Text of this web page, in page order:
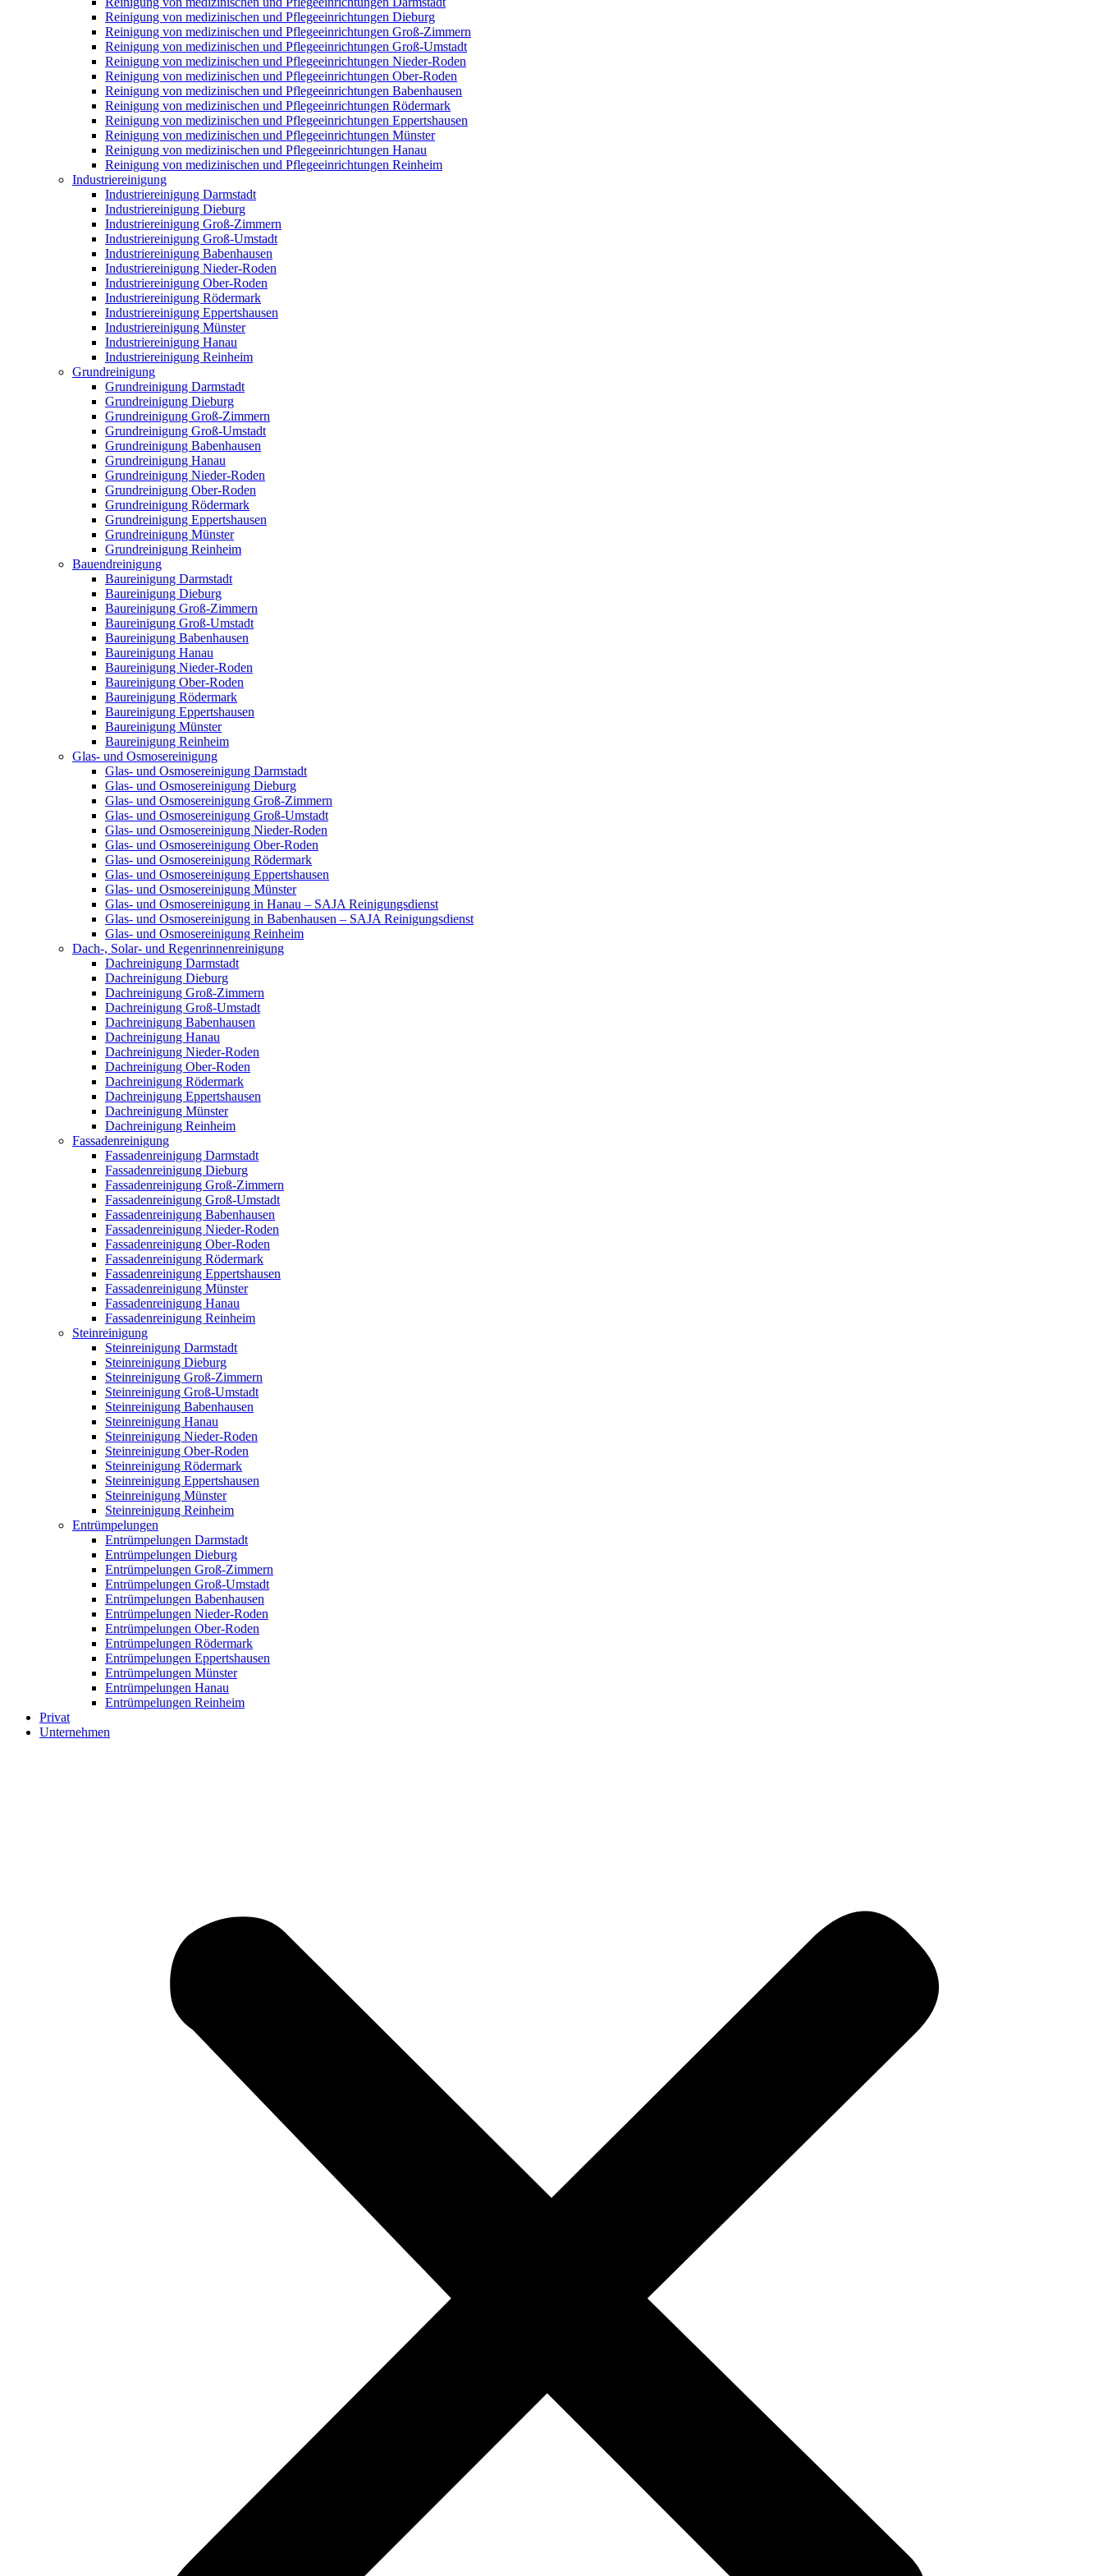
Reinigung von medizinischen und Pflegeeinrichtungen Dieburg
Reinigung von medizinischen und Pflegeeinrichtungen Groß-Zimmern
Reinigung von medizinischen und Pflegeeinrichtungen Groß-Umstadt
Reinigung von medizinischen und Pflegeeinrichtungen Nieder-Roden
Reinigung von medizinischen und Pflegeeinrichtungen Ober-Roden
Reinigung von medizinischen und Pflegeeinrichtungen Babenhausen
Reinigung von medizinischen und Pflegeeinrichtungen Rödermark
Reinigung von medizinischen und Pflegeeinrichtungen Eppertshausen
Reinigung von medizinischen und Pflegeeinrichtungen Münster
Reinigung von medizinischen und Pflegeeinrichtungen Hanau
Reinigung von medizinischen und Pflegeeinrichtungen Reinheim
Industriereinigung
Industriereinigung Darmstadt
Industriereinigung Dieburg
Industriereinigung Groß-Zimmern
Industriereinigung Groß-Umstadt
Industriereinigung Babenhausen
Industriereinigung Nieder-Roden
Industriereinigung Ober-Roden
Industriereinigung Rödermark
Industriereinigung Eppertshausen
Industriereinigung Münster
Industriereinigung Hanau
Industriereinigung Reinheim
Grundreinigung
Grundreinigung Darmstadt
Grundreinigung Dieburg
Grundreinigung Groß-Zimmern
Grundreinigung Groß-Umstadt
Grundreinigung Babenhausen
Grundreinigung Hanau
Grundreinigung Nieder-Roden
Grundreinigung Ober-Roden
Grundreinigung Rödermark
Grundreinigung Eppertshausen
Grundreinigung Münster
Grundreinigung Reinheim
Bauendreinigung
Baureinigung Darmstadt
Baureinigung Dieburg
Baureinigung Groß-Zimmern
Baureinigung Groß-Umstadt
Baureinigung Babenhausen
Baureinigung Hanau
Baureinigung Nieder-Roden
Baureinigung Ober-Roden
Baureinigung Rödermark
Baureinigung Eppertshausen
Baureinigung Münster
Baureinigung Reinheim
Glas- und Osmosereinigung
Glas- und Osmosereinigung Darmstadt
Glas- und Osmosereinigung Dieburg
Glas- und Osmosereinigung Groß-Zimmern
Glas- und Osmosereinigung Groß-Umstadt
Glas- und Osmosereinigung Nieder-Roden
Glas- und Osmosereinigung Ober-Roden
Glas- und Osmosereinigung Rödermark
Glas- und Osmosereinigung Eppertshausen
Glas- und Osmosereinigung Münster
Glas- und Osmosereinigung in Hanau – SAJA Reinigungsdienst
Glas- und Osmosereinigung in Babenhausen – SAJA Reinigungsdienst
Glas- und Osmosereinigung Reinheim
Dach-, Solar- und Regenrinnenreinigung
Dachreinigung Darmstadt
Dachreinigung Dieburg
Dachreinigung Groß-Zimmern
Dachreinigung Groß-Umstadt
Dachreinigung Babenhausen
Dachreinigung Hanau
Dachreinigung Nieder-Roden
Dachreinigung Ober-Roden
Dachreinigung Rödermark
Dachreinigung Eppertshausen
Dachreinigung Münster
Dachreinigung Reinheim
Fassadenreinigung
Fassadenreinigung Darmstadt
Fassadenreinigung Dieburg
Fassadenreinigung Groß-Zimmern
Fassadenreinigung Groß-Umstadt
Fassadenreinigung Babenhausen
Fassadenreinigung Nieder-Roden
Fassadenreinigung Ober-Roden
Fassadenreinigung Rödermark
Fassadenreinigung Eppertshausen
Fassadenreinigung Münster
Fassadenreinigung Hanau
Fassadenreinigung Reinheim
Steinreinigung
Steinreinigung Darmstadt
Steinreinigung Dieburg
Steinreinigung Groß-Zimmern
Steinreinigung Groß-Umstadt
Steinreinigung Babenhausen
Steinreinigung Hanau
Steinreinigung Nieder-Roden
Steinreinigung Ober-Roden
Steinreinigung Rödermark
Steinreinigung Eppertshausen
Steinreinigung Münster
Steinreinigung Reinheim
Entrümpelungen
Entrümpelungen Darmstadt
Entrümpelungen Dieburg
Entrümpelungen Groß-Zimmern
Entrümpelungen Groß-Umstadt
Entrümpelungen Babenhausen
Entrümpelungen Nieder-Roden
Entrümpelungen Ober-Roden
Entrümpelungen Rödermark
Entrümpelungen Eppertshausen
Entrümpelungen Münster
Entrümpelungen Hanau
Entrümpelungen Reinheim
Privat
Unternehmen